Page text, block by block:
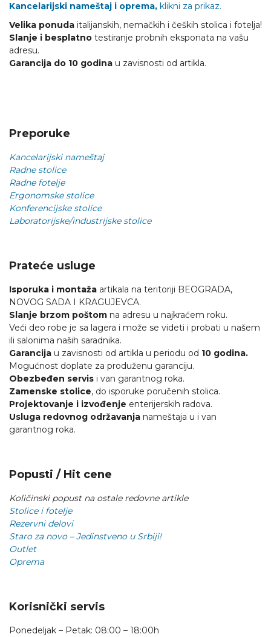
Kancelarijski nameštaj i oprema, klikni za prikaz.
Velika ponuda italijanskih, nemačkih i čeških stolica i fotelja!
Slanje i besplatno testiranje probnih eksponata na vašu
adresu.
Garancija do 10 godina u zavisnosti od artikla.
Preporuke
Kancelarijski nameštaj
Radne stolice
Radne fotelje
Ergonomske stolice
Konferencijske stolice
Laboratorijske/industrijske stolice
Prateće usluge
Isporuka i montaža artikala na teritoriji BEOGRADA,
NOVOG SADA I KRAGUJEVCA.
Slanje brzom poštom na adresu u najkraćem roku.
Veći deo robe je sa lagera i može se videti i probati u našem
ili salonima naših saradnika.
Garancija u zavisnosti od artikla u periodu od 10 godina.
Mogućnost doplate za produženu garanciju.
Obezbeđen servis i van garantnog roka.
Zamenske stolice, do isporuke poručenih stolica.
Projektovanje i izvođenje enterijerskih radova.
Usluga redovnog održavanja nameštaja u i van
garantnog roka.
Popusti / Hit cene
Količinski popust na ostale redovne artikle
Stolice i fotelje
Rezervni delovi
Staro za novo – Jedinstveno u Srbiji!
Outlet
Oprema
Korisnički servis
Ponedeljak – Petak: 08:00 – 18:00h